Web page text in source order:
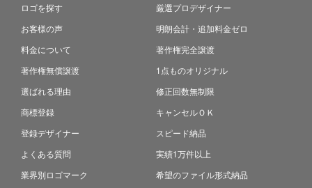
ロゴを探す
お客様の声
料金について
著作権無償譲渡
選ばれる理由
商標登録
登録デザイナー
よくある質問
業界別ロゴマーク
厳選プロデザイナー
明朗会計・追加料金ゼロ
著作権完全譲渡
1点ものオリジナル
修正回数無制限
キャンセルＯＫ
スピード納品
実績1万件以上
希望のファイル形式納品